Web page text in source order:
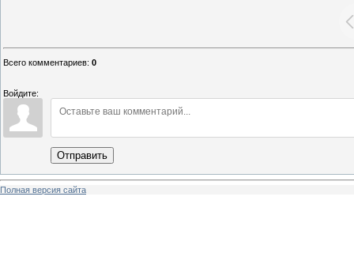
Всего комментариев: 0
Войдите:
Отправить
Полная версия сайта